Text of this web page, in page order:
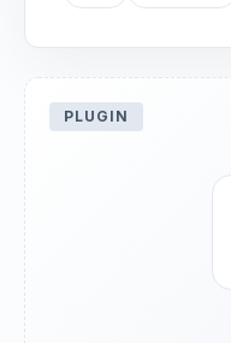
PLUGIN